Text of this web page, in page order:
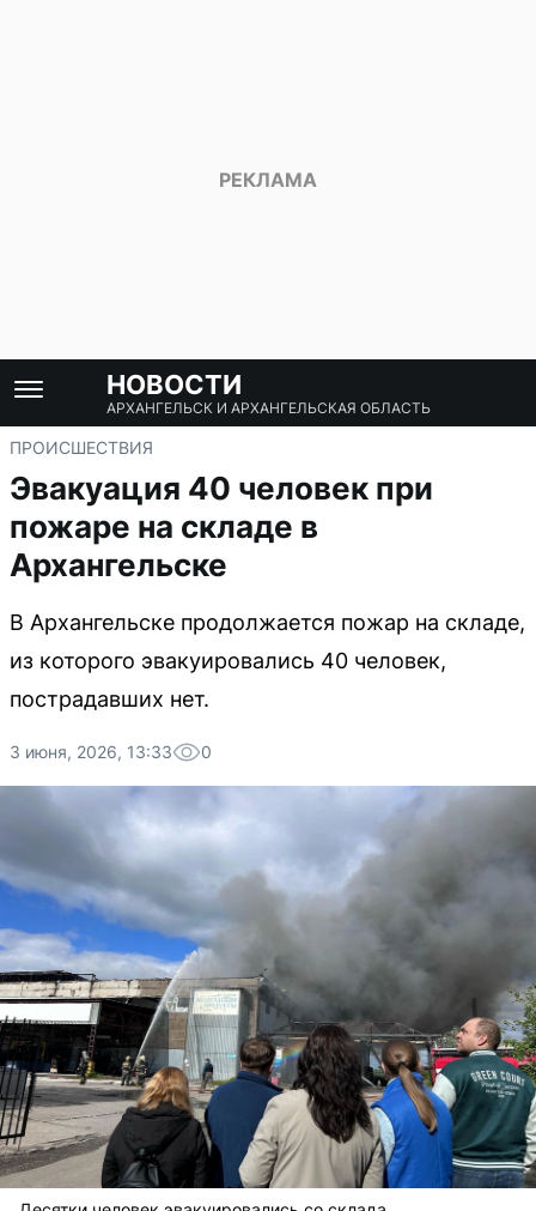
НОВОСТИ
АРХАНГЕЛЬСК И АРХАНГЕЛЬСКАЯ ОБЛАСТЬ
ПРОИСШЕСТВИЯ
Эвакуация 40 человек при
пожаре на складе в
Архангельске
В Архангельске продолжается пожар на складе,
из которого эвакуировались 40 человек,
пострадавших нет.
3 июня, 2026, 13:33 0